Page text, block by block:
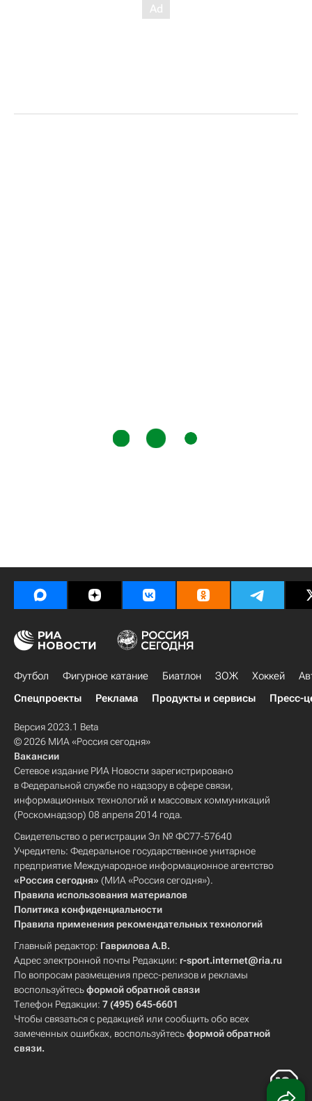
Футбол Фигурное катание Биатлон ЗОЖ Хоккей
Спецпроекты
Реклама Продукты и сервисы Пресс-
Версия 2023.1 Beta
© 2026 МИА «Россия сегодня»
Вакансии
Сетевое издание РИА Новости зарегистрировано
в Федеральной службе по надзору в сфере связи,
информационных технологий и массовых коммуникаций
(Роскомнадзор) 08 апреля 2014 года.
Свидетельство о регистрации Эл № ФС77-57640
Учредитель: Федеральное государственное унитарное
предприятие Международное информационное агентство
«Россия сегодня» (МИА «Россия сегодня»).
Правила использования материалов
Политика конфиденциальности
Правила применения рекомендательных технологий
Главный редактор: Гаврилова А.В.
Адрес электронной почты Редакции: r-sport.internet@ria.ru
По вопросам размещения пресс-релизов и рекламы
воспользуйтесьформой обратной связи
Телефон Редакции: 7 (495) 645-6601
Чтобы связаться с редакцией или сообщить обо всех
замеченных ошибках, воспользуйтесьформой обратной
связи.